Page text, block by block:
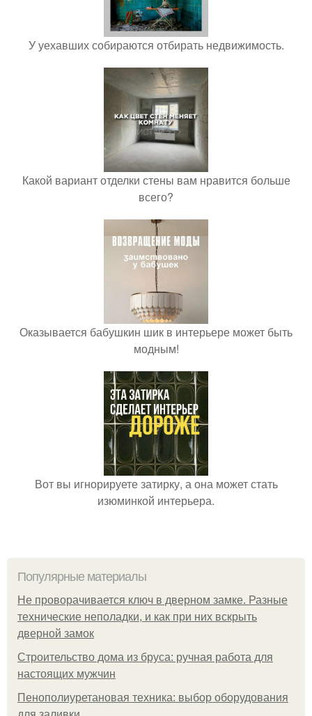
У уехавших собираются отбирать недвижимость.
Какой вариант отделки стены вам нравится больше
всего?
Оказывается бабушкин шик в интерьере может быть
модным!
Вот вы игнорируете затирку, а она может стать
изюминкой интерьера.
Популярные материалы
Не проворачивается ключ в дверном замке. Разные
технические неполадки, и как при них вскрыть
дверной замок
Строительство дома из бруса: ручная работа для
настоящих мужчин
Пенополиуретановая техника: выбор оборудования